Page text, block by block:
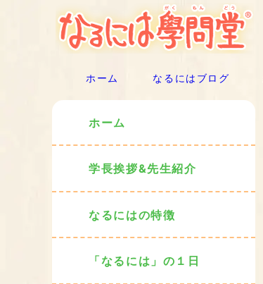
ホーム なるにはブログ
ホーム
学長挨拶&先生紹介
なるにはの特徴
「なるには」の１日